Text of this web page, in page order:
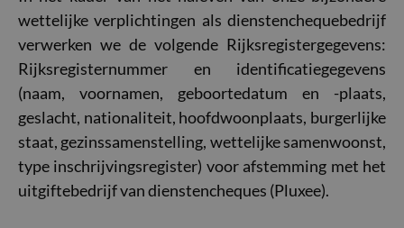
wettelijke verplichtingen als dienstenchequebedrijf
verwerken we de volgende Rijksregistergegevens:
Rijksregisternummer en identificatiegegevens
(naam, voornamen, geboortedatum en -plaats,
geslacht, nationaliteit, hoofdwoonplaats, burgerlijke
staat, gezinssamenstelling, wettelijke samenwoonst,
type inschrijvingsregister) voor afstemming met het
uitgiftebedrijf van dienstencheques (Pluxee).